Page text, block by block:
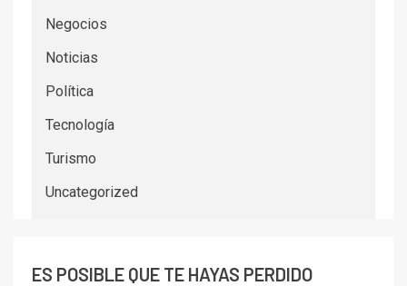
Negocios
Noticias
Política
Tecnología
Turismo
Uncategorized
ES POSIBLE QUE TE HAYAS PERDIDO